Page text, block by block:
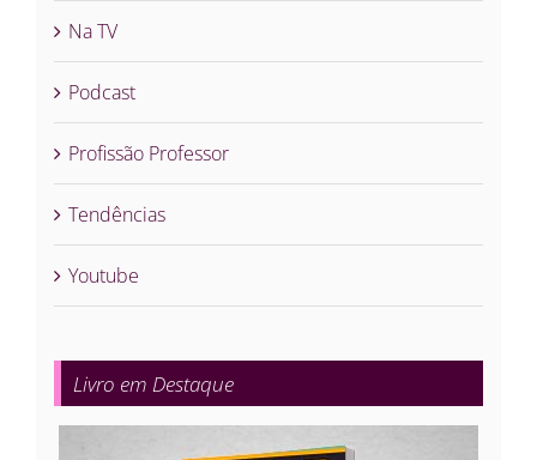
Na TV
Podcast
Profissão Professor
Tendências
Youtube
Livro em Destaque